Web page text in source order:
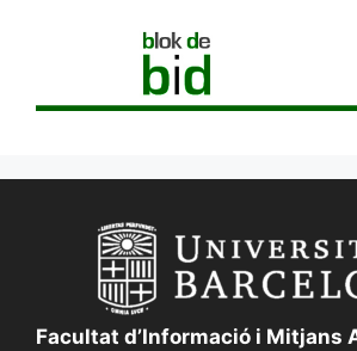
Facultat d’Informació i Mitjans